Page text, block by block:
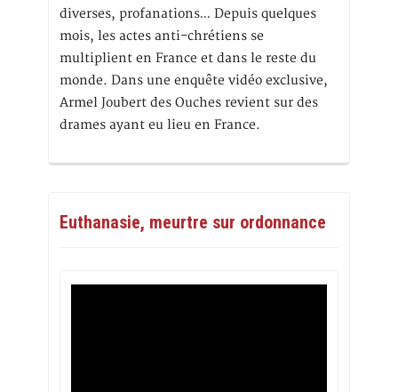
diverses, profanations… Depuis quelques
mois, les actes anti-chrétiens se
multiplient en France et dans le reste du
monde. Dans une enquête vidéo exclusive,
Armel Joubert des Ouches revient sur des
drames ayant eu lieu en France.
Euthanasie, meurtre sur ordonnance